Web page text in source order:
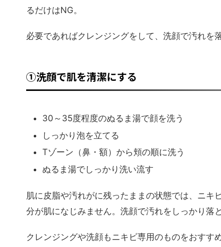
るだけはNG。
必要であればクレンジングをして、洗顔で汚れを
①洗顔で肌を清潔にする
30～35度程度のぬるま湯で顔を洗う
しっかり泡を立てる
Tゾーン（鼻・額）から頬の順に洗う
ぬるま湯でしっかり洗い流す
肌に皮脂や汚れがに残ったままの状態では、ニキ
分が肌になじみません。洗顔で汚れをしっかり落
クレンジングや洗顔もニキビ専用のものをおすす